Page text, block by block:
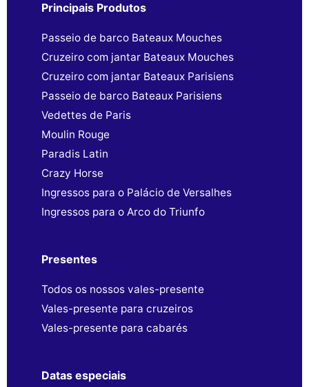
Principais Produtos
Passeio de barco Bateaux Mouches
Cruzeiro com jantar Bateaux Mouches
Cruzeiro com jantar Bateaux Parisiens
Passeio de barco Bateaux Parisiens
Vedettes de Paris
Moulin Rouge
Paradis Latin
Crazy Horse
Ingressos para o Palácio de Versalhes
Ingressos para o Arco do Triunfo
Presentes
Todos os nossos vales-presente
Vales-presente para cruzeiros
Vales-presente para cabarés
Datas especiais